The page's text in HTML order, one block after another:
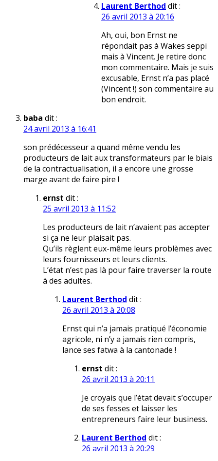
Laurent Berthod dit :
26 avril 2013 à 20:16
Ah, oui, bon Ernst ne
répondait pas à Wakes seppi
mais à Vincent. Je retire donc
mon commentaire. Mais je suis
excusable, Ernst n’a pas placé
(Vincent !) son commentaire au
bon endroit.
baba dit :
24 avril 2013 à 16:41
son prédécesseur a quand même vendu les
producteurs de lait aux transformateurs par le biais
de la contractualisation, il a encore une grosse
marge avant de faire pire !
ernst dit :
25 avril 2013 à 11:52
Les producteurs de lait n’avaient pas accepter
si ça ne leur plaisait pas.
Qu’ils règlent eux-même leurs problèmes avec
leurs fournisseurs et leurs clients.
L’état n’est pas là pour faire traverser la route
à des adultes.
Laurent Berthod dit :
26 avril 2013 à 20:08
Ernst qui n’a jamais pratiqué l’économie
agricole, ni n’y a jamais rien compris,
lance ses fatwa à la cantonade !
ernst dit :
26 avril 2013 à 20:11
Je croyais que l’état devait s’occuper
de ses fesses et laisser les
entrepreneurs faire leur business.
Laurent Berthod dit :
26 avril 2013 à 20:29